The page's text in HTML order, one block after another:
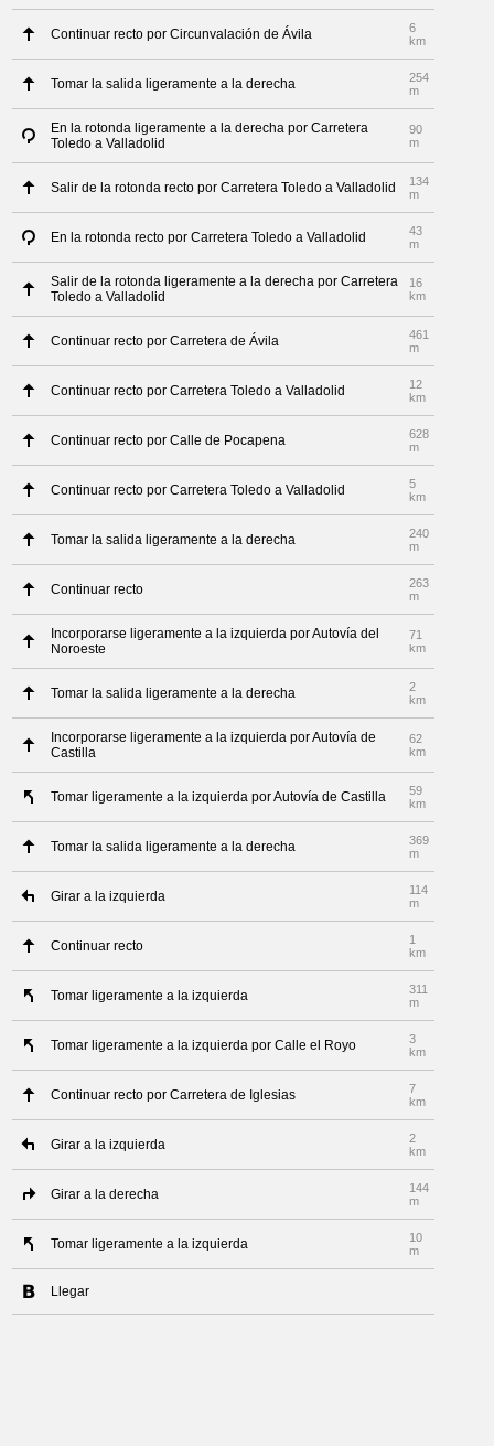
Continuar recto por Circunvalación de Ávila
6
km
Tomar la salida ligeramente a la derecha
254
m
En la rotonda ligeramente a la derecha por Carretera
Toledo a Valladolid
90
m
Salir de la rotonda recto por Carretera Toledo a Valladolid
134
m
En la rotonda recto por Carretera Toledo a Valladolid
43
m
Salir de la rotonda ligeramente a la derecha por Carretera
Toledo a Valladolid
16
km
Continuar recto por Carretera de Ávila
461
m
Continuar recto por Carretera Toledo a Valladolid
12
km
Continuar recto por Calle de Pocapena
628
m
Continuar recto por Carretera Toledo a Valladolid
5
km
Tomar la salida ligeramente a la derecha
240
m
Continuar recto
263
m
Incorporarse ligeramente a la izquierda por Autovía del
Noroeste
71
km
Tomar la salida ligeramente a la derecha
2
km
Incorporarse ligeramente a la izquierda por Autovía de
Castilla
62
km
Tomar ligeramente a la izquierda por Autovía de Castilla
59
km
Tomar la salida ligeramente a la derecha
369
m
Girar a la izquierda
114
m
Continuar recto
1
km
Tomar ligeramente a la izquierda
311
m
Tomar ligeramente a la izquierda por Calle el Royo
3
km
Continuar recto por Carretera de Iglesias
7
km
Girar a la izquierda
2
km
Girar a la derecha
144
m
Tomar ligeramente a la izquierda
10
m
Llegar